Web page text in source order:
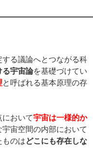
る議論へとつながる科
る宇宙論を基礎づけてい
と呼ばれる基本原理の存
において宇宙は一様的か
宙空間の内部において
ものはどこにも存在しな